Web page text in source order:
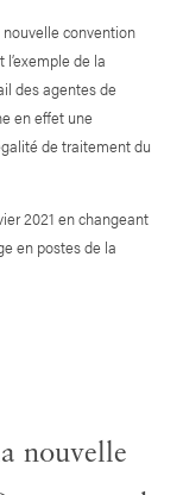
convention
l’exemple de la
des agentes de
en effet une
de traitement du
2021 en changeant
en postes de la
nouvelle